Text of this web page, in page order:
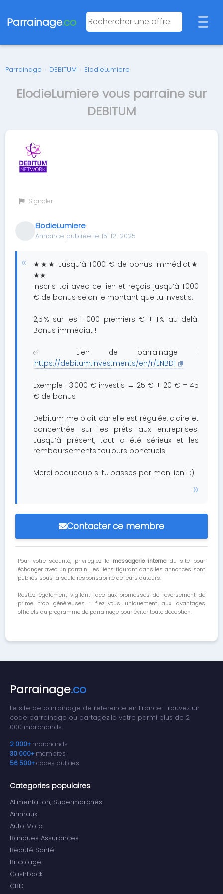
Parrainage.co
Parrainage › DEBITUM › ElodieLumiere
ElodieLumiere vous parraine sur
DEBITUM
Signaler
ElodieLumiere
Annonce publiée le 15-12-2025
★★★ Jusqu’à 1 000 € de bonus immédiat★
★★
Inscris-toi avec ce lien et reçois jusqu’à 1 000
€ de bonus selon le montant que tu investis.
2,5 % sur les 1 000 premiers € + 1 % au-delà.
Bonus immédiat !
✅ Lien de parrainage :
https://debitum.investments/en/r/ENBD1
Exemple : 3 000 € investis → 25 € + 20 € = 45
€ de bonus
Debitum me plaît car elle est régulée, claire et
concentrée sur les prêts aux entreprises.
Jusqu’à présent, tout a été sérieux et les
remboursements toujours ponctuels.
Merci beaucoup si tu passes par mon lien ! :)
Contacter ce membre
Pour votre sécurité, privilégiez la messagerie internedu site pour
échanger avec un parrain. Les liens figurant dans les annonces sont
publiés sous la seule responsabilité de leurs auteurs.
Restez également vigilant face aux promesses de reversement de
prime trop généreuses : fiez-vous uniquement aux avantages
officiels du programme de parrainage pour éviter toute déception.
Parrainage.co
Le site de parrainage de reference en France. Trouvez un
code parrainage ou partagez le votre parmi plus de 2
000 marchands.
2 000+ marchands
30 000+ membres
56 500+codes publies
Categories populaires
Alimentation, Supermarchés
Animaux
Auto Moto
Banques Assurances
Beauté Santé
Bricolage
Cashback
CBD